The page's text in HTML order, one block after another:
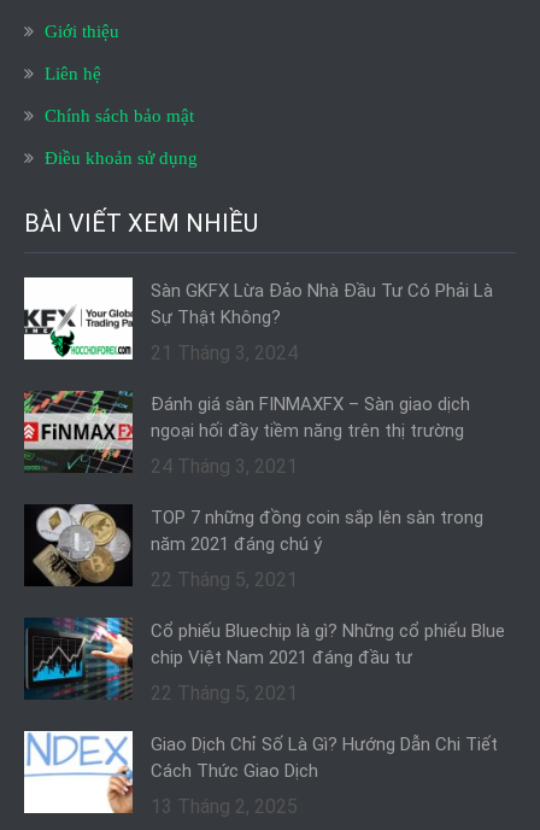
Giới thiệu
Liên hệ
Chính sách bảo mật
Điều khoản sử dụng
BÀI VIẾT XEM NHIỀU
Sàn GKFX Lừa Đảo Nhà Đầu Tư Có Phải Là
Sự Thật Không?
21 Tháng 3, 2024
Đánh giá sàn FINMAXFX – Sàn giao dịch
ngoại hối đầy tiềm năng trên thị trường
24 Tháng 3, 2021
TOP 7 những đồng coin sắp lên sàn trong
năm 2021 đáng chú ý
22 Tháng 5, 2021
Cổ phiếu Bluechip là gì? Những cổ phiếu Blue
chip Việt Nam 2021 đáng đầu tư
22 Tháng 5, 2021
Giao Dịch Chỉ Số Là Gì? Hướng Dẫn Chi Tiết
Cách Thức Giao Dịch
13 Tháng 2, 2025